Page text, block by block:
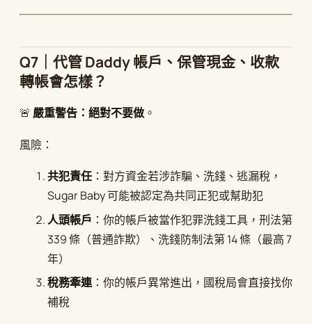
Q7｜代管 Daddy 帳戶、保管現金、收款
轉帳會怎樣？
🚨 嚴重警告：絕對不要做 。
風險：
共犯責任 ：對方資金若涉詐騙、洗錢、逃漏稅，
Sugar Baby 可能被認定為共同正犯或幫助犯
人頭帳戶 ：你的帳戶被當作犯罪洗錢工具，刑法第
339 條（普通詐欺）、洗錢防制法第 14 條（最高 7
年）
稅務牽連：你的帳戶異常進出，國稅局會直接找你
補稅